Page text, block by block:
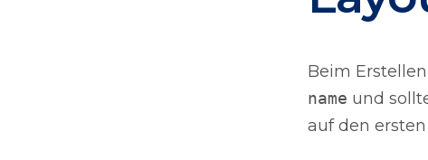
Beim
name und
auf den